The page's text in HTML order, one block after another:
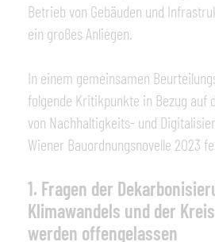
Betrieb von Gebäuden und
ein großes Anliegen.
In einem gemeinsamen
folgende Kritikpunkte in Bezug auf
von Nachhaltigkeits- und
Wiener Bauordnungsnovelle 2023
1. Fragen der
Klimawandels und der
werden offengelassen